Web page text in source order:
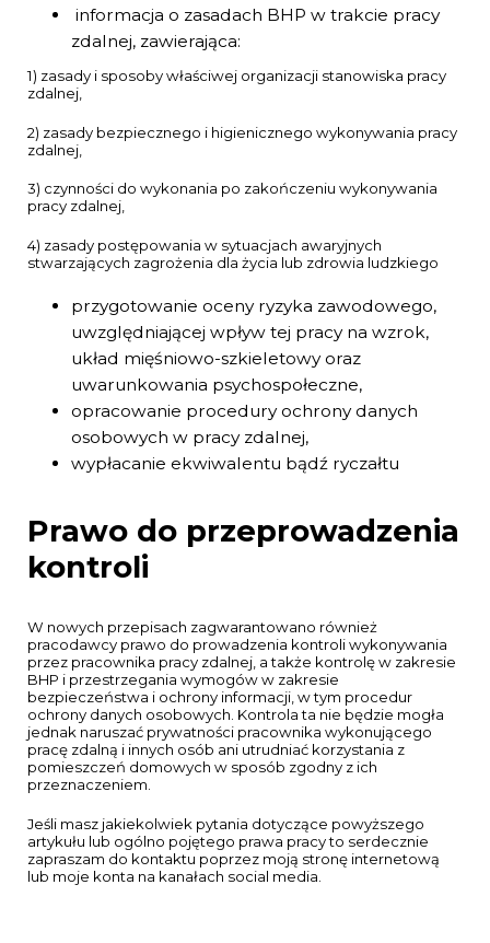
informacja o zasadach BHP w trakcie pracy
zdalnej, zawierająca:
1) zasady i sposoby właściwej organizacji stanowiska pracy
zdalnej,
2) zasady bezpiecznego i higienicznego wykonywania pracy
zdalnej,
3) czynności do wykonania po zakończeniu wykonywania
pracy zdalnej,
4) zasady postępowania w sytuacjach awaryjnych
stwarzających zagrożenia dla życia lub zdrowia ludzkiego
przygotowanie oceny ryzyka zawodowego,
uwzględniającej wpływ tej pracy na wzrok,
układ mięśniowo-szkieletowy oraz
uwarunkowania psychospołeczne,
opracowanie procedury ochrony danych
osobowych w pracy zdalnej,
wypłacanie ekwiwalentu bądź ryczałtu
Prawo do przeprowadzenia
kontroli
W nowych przepisach zagwarantowano również
pracodawcy prawo do prowadzenia kontroli wykonywania
przez pracownika pracy zdalnej, a także kontrolę w zakresie
BHP i przestrzegania wymogów w zakresie
bezpieczeństwa i ochrony informacji, w tym procedur
ochrony danych osobowych. Kontrola ta nie będzie mogła
jednak naruszać prywatności pracownika wykonującego
pracę zdalną i innych osób ani utrudniać korzystania z
pomieszczeń domowych w sposób zgodny z ich
przeznaczeniem.
Jeśli masz jakiekolwiek pytania dotyczące powyższego
artykułu lub ogólno pojętego prawa pracy to serdecznie
zapraszam do kontaktu poprzez moją stronę internetową
lub moje konta na kanałach social media.